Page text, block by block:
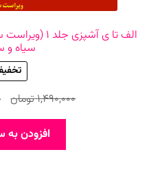
الف تا ی
سیاه و
1,490,000تومان
افزودن به